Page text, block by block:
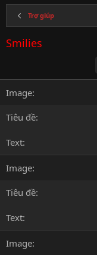
Trợ giúp
Smilies